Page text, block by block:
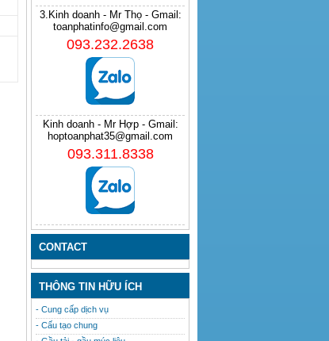
3.Kinh doanh - Mr Thọ - Gmail:
toanphatinfo@gmail.com
093.232.2638
Kinh doanh - Mr Hợp - Gmail:
hoptoanphat35@gmail.com
093.311.8338
CONTACT
THÔNG TIN HỮU ÍCH
- Cung cấp dịch vụ
- Cấu tạo chung